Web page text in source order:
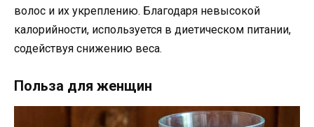
волос и их укреплению. Благодаря невысокой
калорийности, используется в диетическом питании,
содействуя снижению веса.
Польза для женщин